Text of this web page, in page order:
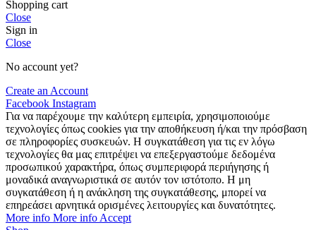
Shopping cart
Close
Sign in
Close
No account yet?
Create an Account
Facebook Instagram
Για να παρέχουμε την καλύτερη εμπειρία, χρησιμοποιούμε
τεχνολογίες όπως cookies για την αποθήκευση ή/και την πρόσβαση
σε πληροφορίες συσκευών. Η συγκατάθεση για τις εν λόγω
τεχνολογίες θα μας επιτρέψει να επεξεργαστούμε δεδομένα
προσωπικού χαρακτήρα, όπως συμπεριφορά περιήγησης ή
μοναδικά αναγνωριστικά σε αυτόν τον ιστότοπο. Η μη
συγκατάθεση ή η ανάκληση της συγκατάθεσης, μπορεί να
επηρεάσει αρνητικά ορισμένες λειτουργίες και δυνατότητες.
More info More info Accept